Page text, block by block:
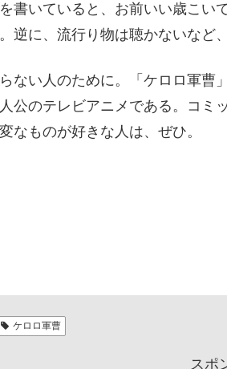
書いていると、お前いい歳こい
逆に、流行り物は聴かないなど
ない人のために。「ケロロ軍曹
公のテレビアニメである。コミ
なものが好きな人は、ぜひ。
ケロロ軍曹
スポ